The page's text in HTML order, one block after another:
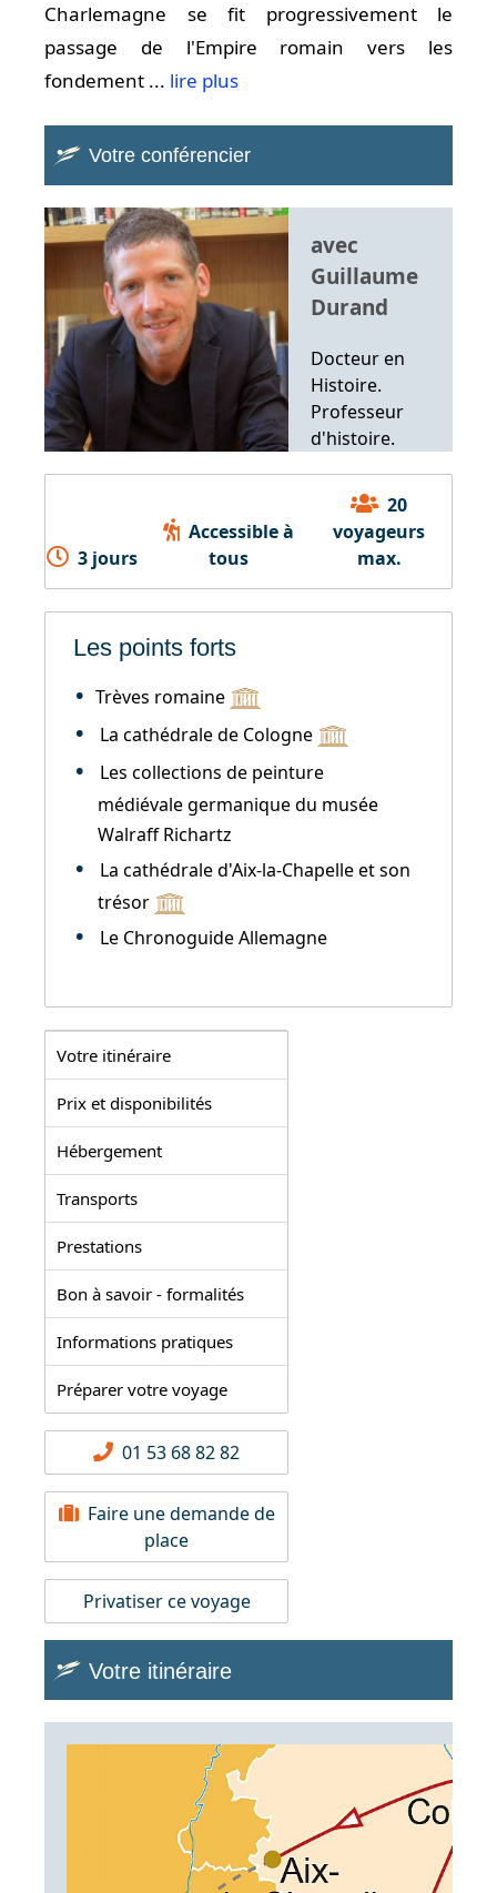
Charlemagne se fit progressivement le
passage de l'Empire romain vers les
fondement ... lire plus
Votre conférencier
avec
Guillaume
Durand
Docteur en
Histoire.
Professeur
d'histoire.
associé de
l'Institut
américain
universitaire
3 jours
Accessible à
tous
20
voyageurs
max.
Les points forts
Trèves romaine
La cathédrale de Cologne
Les collections de peinture
médiévale germanique du musée
Walraff Richartz
La cathédrale d'Aix-la-Chapelle et son
trésor
Le Chronoguide Allemagne
Votre itinéraire
Prix et disponibilités
Hébergement
Transports
Prestations
Bon à savoir - formalités
Informations pratiques
Préparer votre voyage
01 53 68 82 82
Faire une demande de
place
Privatiser ce voyage
Votre itinéraire